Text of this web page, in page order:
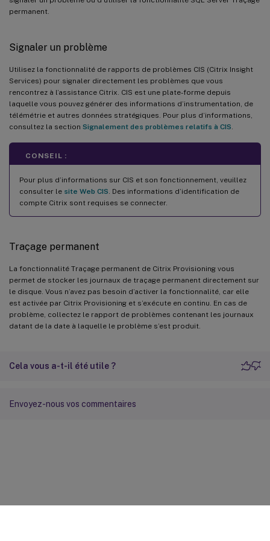
permanent.
Signaler un problème
Utilisez la fonctionnalité de rapports de problèmes CIS (Citrix Insight
Services) pour signaler directement les problèmes que vous
rencontrez à l’assistance Citrix. CIS est une plate-forme depuis
laquelle vous pouvez générer des informations d’instrumentation, de
télémétrie et autres données stratégiques. Pour plus d’informations,
consultez la section Signalement des problèmes relatifs à CIS
CONSEIL :
Pour plus d’informations sur CIS et son fonctionnement, veuillez
consulter le site Web CIS . Des informations d’identification de
compte Citrix sont requises se connecter.
Traçage permanent
La fonctionnalité Traçage permanent de Citrix Provisioning vous
permet de stocker les journaux de traçage permanent directement sur
le disque. Vous n’avez pas besoin d’activer la fonctionnalité, car elle
est activée par Citrix Provisioning et s’exécute en continu. En cas de
problème, collectez le rapport de problèmes contenant les journaux
datant de la date à laquelle le problème s’est produit.
Cela vous a-t-il été utile ?
Envoyez-nous vos commentaires